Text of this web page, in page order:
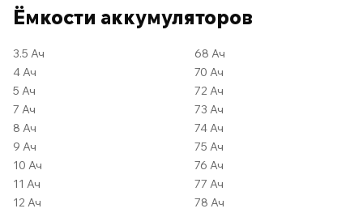
Ёмкости аккумуляторов
3.5 Ач
4 Ач
5 Ач
7 Ач
8 Ач
9 Ач
10 Ач
11 Ач
12 Ач
68 Ач
70 Ач
72 Ач
73 Ач
74 Ач
75 Ач
76 Ач
77 Ач
78 Ач